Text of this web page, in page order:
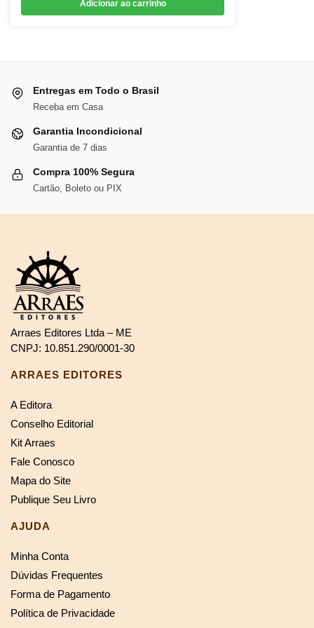
original
atual
Adicionar ao carrinho
Entregas em Todo o Brasil
Receba em Casa
Garantia Incondicional
Garantia de 7 dias
Compra 100% Segura
Cartão, Boleto ou PIX
Arraes Editores Ltda – ME
CNPJ: 10.851.290/0001-30
ARRAES EDITORES
A Editora
Conselho Editorial
Kit Arraes
Fale Conosco
Mapa do Site
Publique Seu Livro
AJUDA
Minha Conta
Dúvidas Frequentes
Forma de Pagamento
Política de Privacidade